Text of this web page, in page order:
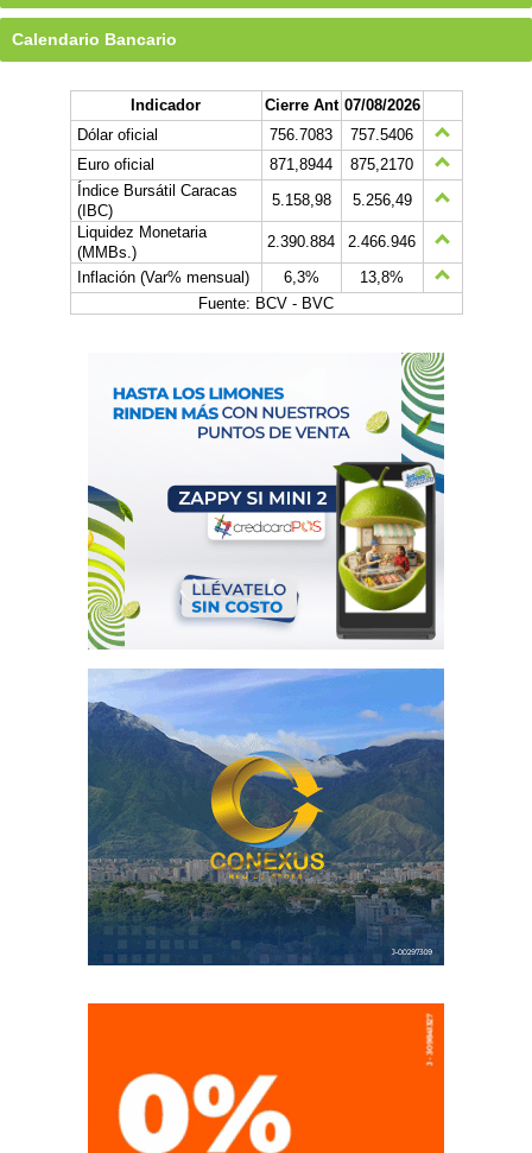
Calendario Bancario
Indicador Cierre Ant 07/08/2026
Dólar oficial
756.7083
757.5406
Euro oficial
871,8944
875,2170
Índice Bursátil Caracas
(IBC)
5.158,98
5.256,49
Liquidez Monetaria
(MMBs.)
2.390.884
2.466.946
Inflación (Var% mensual)
6,3%
13,8%
Fuente: BCV - BVC